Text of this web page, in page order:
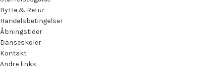
Bytte & Retur
Handelsbetingelser
Åbningstider
Danseskoler
Kontakt
Andre links